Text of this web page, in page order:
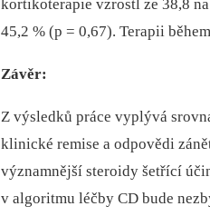
kortikoterapie vzrostl ze 38,8
45,2 % (p = 0,67). Terapii
Závěr:
Z výsledků práce vyplývá
klinické remise a odpovědi
významnější steroidy šetřící
v algoritmu léčby CD bude